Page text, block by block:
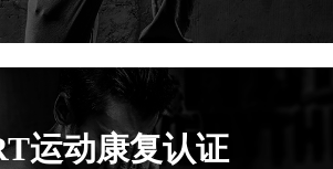
运动康复认证